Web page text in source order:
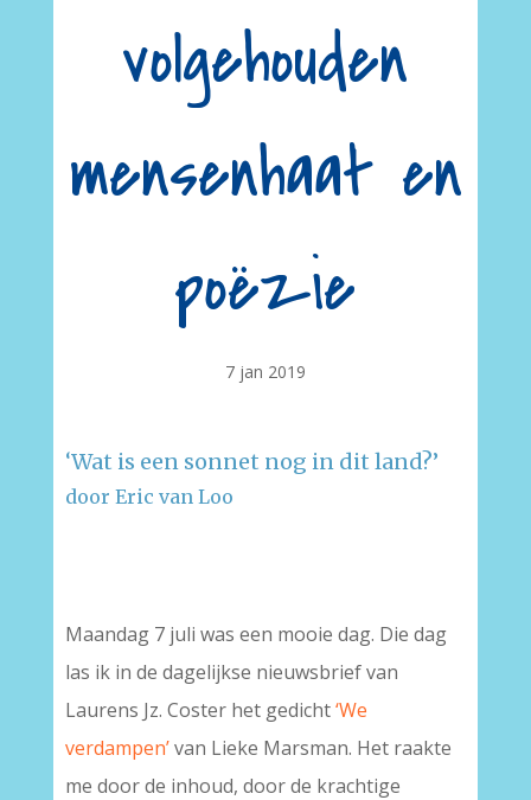
volgehouden
mensenhaat en
poëzie
7 jan 2019
‘Wat is een sonnet nog in dit land?’
door Eric van Loo
Maandag 7 juli was een mooie dag. Die dag
las ik in de dagelijkse nieuwsbrief van
Laurens Jz. Coster het gedicht‘We
verdampen’van Lieke Marsman. Het raakte
me door de inhoud, door de krachtige